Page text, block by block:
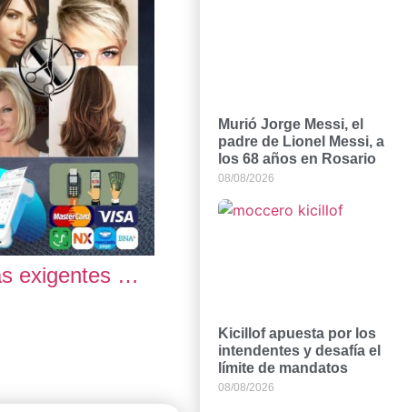
exigentes …
Murió Jorge Messi, el
padre de Lionel Messi, a
los 68 años en Rosario
08/08/2026
Kicillof apuesta por los
intendentes y desafía el
límite de mandatos
08/08/2026